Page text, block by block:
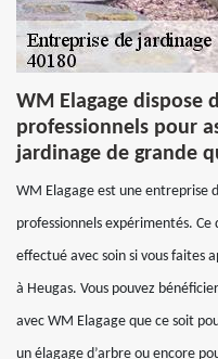
WM Elagage dispose
professionnels pour
jardinage de grande
WM Elagage est une entreprise
professionnels expérimentés.
effectué avec soin si vous faites
à Heugas. Vous pouvez
avec WM Elagage que ce soit
un élagage d’arbre ou encore